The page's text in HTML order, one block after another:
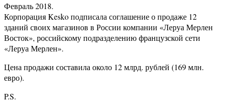
Февраль 2018.
Корпорация Kesko подписала соглашение о продаже 12
зданий своих магазинов в России компании «Леруа Мерлен
Восток», российскому подразделению французской сети
«Леруа Мерлен».
Цена продажи составила около 12 млрд. рублей (169 млн.
евро).
P.S.